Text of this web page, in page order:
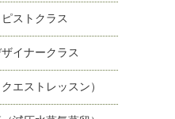
ストクラス
イナークラス
エストレッスン）